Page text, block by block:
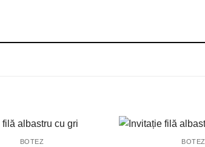
BOTEZ BOTEZ